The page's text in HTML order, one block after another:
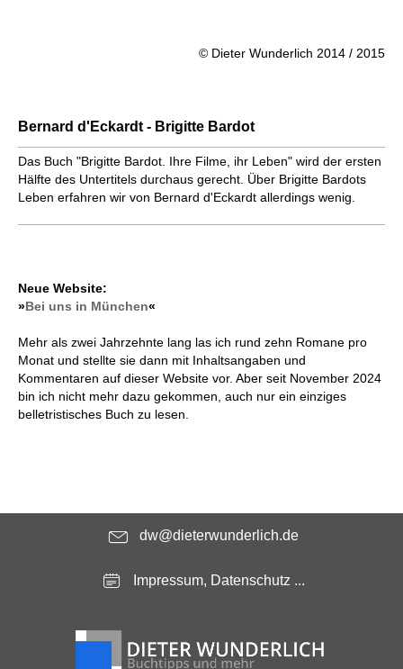
© Dieter Wunderlich 2014 / 2015
Bernard d'Eckardt - Brigitte Bardot
Das Buch "Brigitte Bardot. Ihre Filme, ihr Leben" wird der ersten
Hälfte des Untertitels durchaus gerecht. Über Brigitte Bardots
Leben erfahren wir von Bernard d'Eckardt allerdings wenig.
Neue Website:
»Bei uns in München«
Mehr als zwei Jahrzehnte lang las ich rund zehn Romane pro
Monat und stellte sie dann mit Inhaltsangaben und
Kommentaren auf dieser Website vor. Aber seit November 2024
bin ich nicht mehr dazu gekommen, auch nur ein einziges
belletristisches Buch zu lesen.
dw@dieterwunderlich.de
Impressum, Datenschutz ...